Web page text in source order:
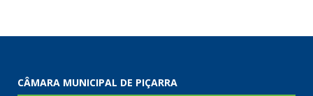
CÂMARA MUNICIPAL DE PIÇARRA